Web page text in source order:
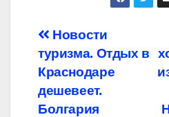
Навигация
по
записям
Новости
туризма. Отдых в
Краснодаре
дешевеет.
Болгария